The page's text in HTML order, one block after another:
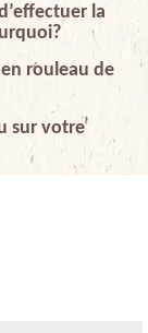
la
rouleau de
sur votre